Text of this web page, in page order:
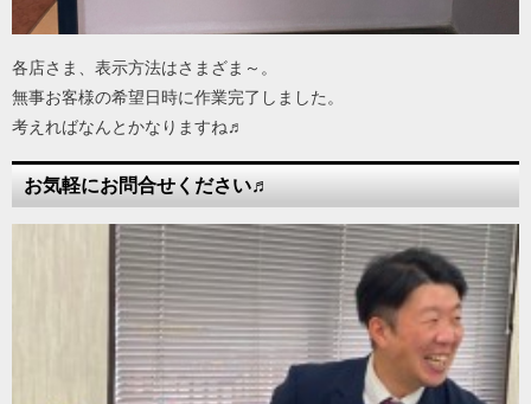
各店さま、表示方法はさまざま～。
無事お客様の希望日時に作業完了しました。
考えればなんとかなりますね♬
お気軽にお問合せください♬